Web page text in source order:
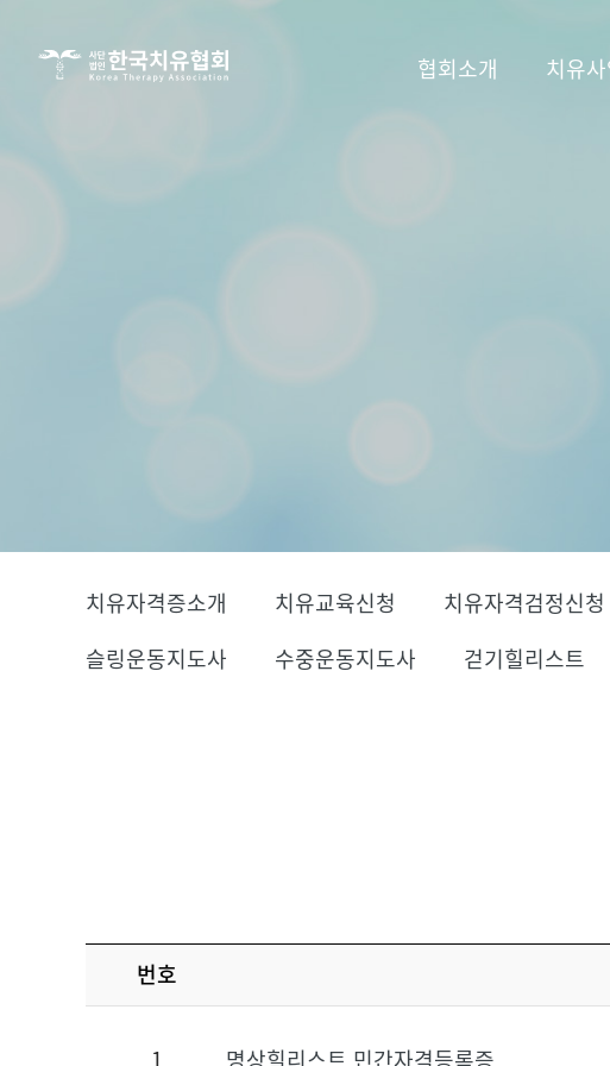
사단법인
협회소개 치유사
치유자격증소개 치유교육신청 치유자격검정신청
슬링운동지도사 수중운동지도사 걷기힐리스트
번호
1 명상힐리스트 민간자격등록증